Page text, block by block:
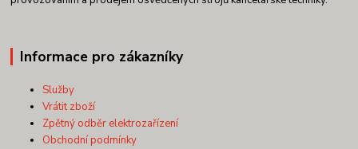
Informace pro zákazníky
Služby
Vrátit zboží
Zpětný odběr elektrozařízení
Obchodní podmínky